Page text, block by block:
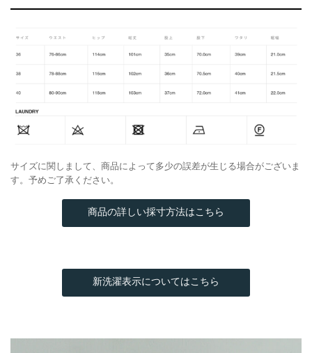
サイズに関しまして、商品によって多少の誤差が生じる場合がございま
す。予めご了承ください。
商品の詳しい採寸方法はこちら
新洗濯表示についてはこちら